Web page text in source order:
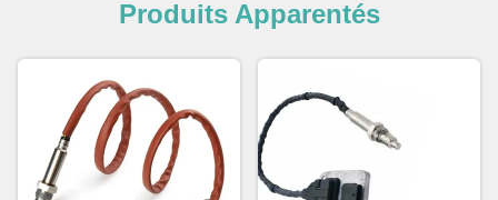
Produits Apparentés